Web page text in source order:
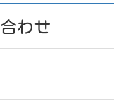
わせ